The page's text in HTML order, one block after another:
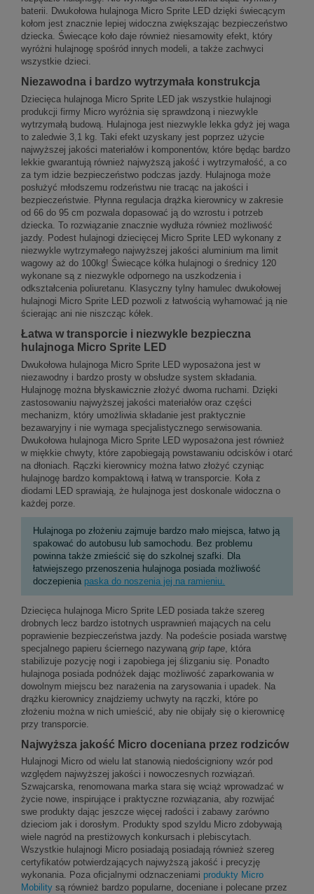
baterii. Dwukołowa hulajnoga Micro Sprite LED dzięki świecącym
kołom jest znacznie lepiej widoczna zwiększając bezpieczeństwo
dziecka. Świecące koło daje również niesamowity efekt, który
wyróżni hulajnogę spośród innych modeli, a także zachwyci
wszystkie dzieci.
Niezawodna i bardzo wytrzymała konstrukcja
Dziecięca hulajnoga Micro Sprite LED jak wszystkie hulajnogi
produkcji firmy Micro wyróżnia się sprawdzoną i niezwykle
wytrzymałą budową. Hulajnoga jest niezwykle lekka gdyż jej waga
to zaledwie 3,1 kg. Taki efekt uzyskany jest poprzez użycie
najwyższej jakości materiałów i komponentów, które będąc bardzo
lekkie gwarantują również najwyższą jakość i wytrzymałość, a co
za tym idzie bezpieczeństwo podczas jazdy. Hulajnoga może
posłużyć młodszemu rodzeństwu nie tracąc na jakości i
bezpieczeństwie. Płynna regulacja drążka kierownicy w zakresie
od 66 do 95 cm pozwala dopasować ją do wzrostu i potrzeb
dziecka. To rozwiązanie znacznie wydłuża również możliwość
jazdy. Podest hulajnogi dziecięcej Micro Sprite LED wykonany z
niezwykle wytrzymałego najwyższej jakości aluminium ma limit
wagowy aż do 100kg! Świecące kółka hulajnogi o średnicy 120
wykonane są z niezwykle odpornego na uszkodzenia i
odkształcenia poliuretanu. Klasyczny tylny hamulec dwukołowej
hulajnogi Micro Sprite LED pozwoli z łatwością wyhamować ją nie
ścierając ani nie niszcząc kółek.
Łatwa w transporcie i niezwykle bezpieczna
hulajnoga Micro Sprite LED
Dwukołowa hulajnoga Micro Sprite LED wyposażona jest w
niezawodny i bardzo prosty w obsłudze system składania.
Hulajnogę można błyskawicznie złożyć dwoma ruchami. Dzięki
zastosowaniu najwyższej jakości materiałów oraz części
mechanizm, który umożliwia składanie jest praktycznie
bezawaryjny i nie wymaga specjalistycznego serwisowania.
Dwukołowa hulajnoga Micro Sprite LED wyposażona jest również
w miękkie chwyty, które zapobiegają powstawaniu odcisków i otarć
na dłoniach. Rączki kierownicy można łatwo złożyć czyniąc
hulajnogę bardzo kompaktową i łatwą w transporcie. Koła z
diodami LED sprawiają, że hulajnoga jest doskonale widoczna o
każdej porze.
Hulajnoga po złożeniu zajmuje bardzo mało miejsca, łatwo ją
spakować do autobusu lub samochodu. Bez problemu
powinna także zmieścić się do szkolnej szafki. Dla
łatwiejszego przenoszenia hulajnoga posiada możliwość
doczepienia paska do noszenia jej na ramieniu.
Dziecięca hulajnoga Micro Sprite LED posiada także szereg
drobnych lecz bardzo istotnych usprawnień mających na celu
poprawienie bezpieczeństwa jazdy. Na podeście posiada warstwę
specjalnego papieru ściernego nazywaną grip tape , która
stabilizuje pozycję nogi i zapobiega jej ślizganiu się. Ponadto
hulajnoga posiada podnóżek dając możliwość zaparkowania w
dowolnym miejscu bez narażenia na zarysowania i upadek. Na
drążku kierownicy znajdziemy uchwyty na rączki, które po
złożeniu można w nich umieścić, aby nie obijały się o kierownicę
przy transporcie.
Najwyższa jakość Micro doceniana przez rodziców
Hulajnogi Micro od wielu lat stanowią niedościgniony wzór pod
względem najwyższej jakości i nowoczesnych rozwiązań.
Szwajcarska, renomowana marka stara się wciąż wprowadzać w
życie nowe, inspirujące i praktyczne rozwiązania, aby rozwijać
swe produkty dając jeszcze więcej radości i zabawy zarówno
dzieciom jak i dorosłym. Produkty spod szyldu Micro zdobywają
wiele nagród na prestiżowych konkursach i plebiscytach.
Wszystkie hulajnogi Micro posiadają posiadają również szereg
certyfikatów potwierdzających najwyższą jakość i precyzję
wykonania. Poza oficjalnymi odznaczeniami produkty Micro
Mobility są również bardzo popularne, doceniane i polecane przez